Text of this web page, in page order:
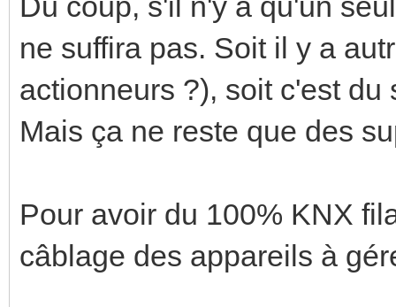
ne suffira pas. Soit il y a
actionneurs ?), soit c'est
Mais ça ne reste que des
Pour avoir du 100% KNX
câblage des appareils à